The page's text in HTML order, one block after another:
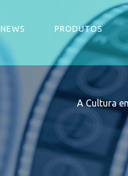
NEWS PRODUTOS
A Cultura